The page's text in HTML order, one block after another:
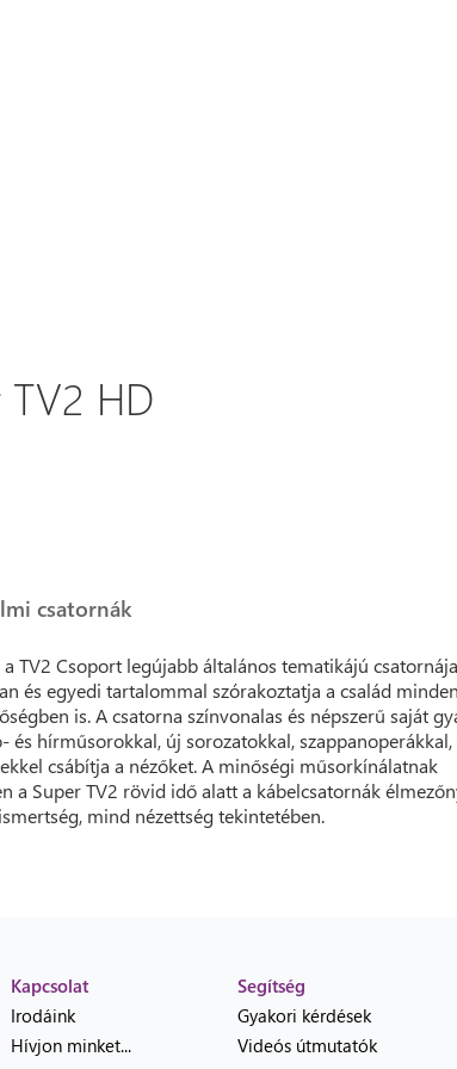
TV2 HD
csatornák
a TV2 Csoport legújabb általános tematikájú
és egyedi tartalommal szórakoztatja a család
is. A csatorna színvonalas és népszerű saját
és hírműsorokkal, új sorozatokkal,
csábítja a nézőket. A minőségi műsorkínálatnak
a Super TV2 rövid idő alatt a kábelcsatornák
mind nézettség tekintetében.
Kapcsolat
Irodáink
Hívjon minket...
Segítség
Gyakori kérdések
Videós útmutatók